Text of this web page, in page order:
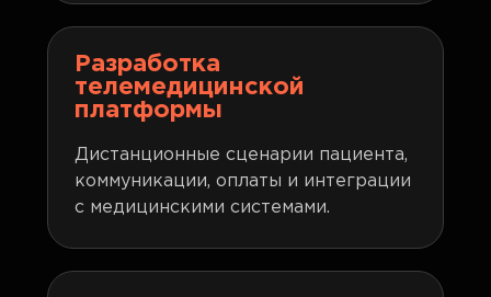
Разработка
телемедицинской
платформы
Дистанционные сценарии пациента,
коммуникации, оплаты и интеграции
с медицинскими системами.